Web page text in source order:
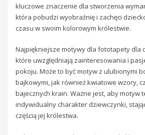
kluczowe znaczenie dla stworzenia
która pobudzi wyobraźnię i zachęci
czasu w swoim kolorowym królestwie.
Najpiękniejsze motywy dla fototapety dla
które uwzględniają zainteresowania i
pokoju. Może to być motyw z ulubionymi
bajkowymi, jak również kwiatowe wzory,
bajecznych krain. Ważne jest, aby motyw
indywidualny charakter dziewczynki,
częścią jej królestwa.